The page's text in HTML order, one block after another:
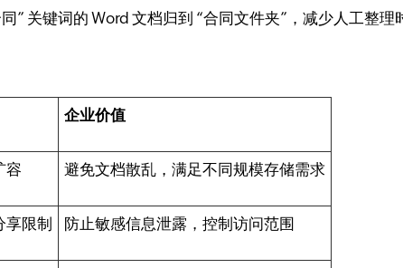
” 关键词的 Word 文档归到 “合同文件夹”，减少人工整理
企业价值
容 避免文档散乱，满足不同规模存储需求
享限制 防止敏感信息泄露，控制访问范围